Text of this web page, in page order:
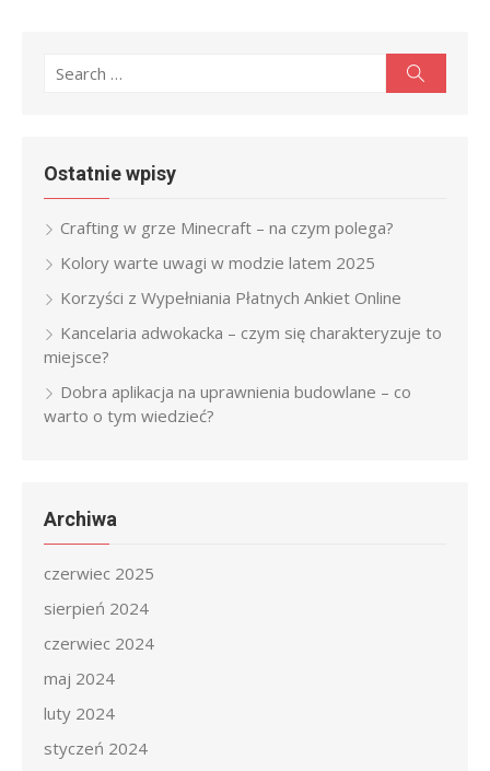
Search
Ostatnie wpisy
Crafting w grze Minecraft – na czym polega?
Kolory warte uwagi w modzie latem 2025
Korzyści z Wypełniania Płatnych Ankiet Online
Kancelaria adwokacka – czym się charakteryzuje to
miejsce?
Dobra aplikacja na uprawnienia budowlane – co
warto o tym wiedzieć?
Archiwa
czerwiec 2025
sierpień 2024
czerwiec 2024
maj 2024
luty 2024
styczeń 2024